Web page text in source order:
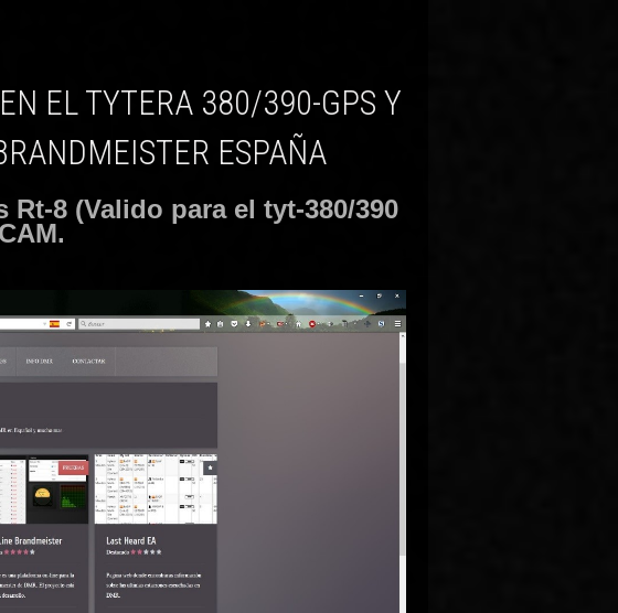
ESPAÑA
8 (Valido para el tyt-380/390